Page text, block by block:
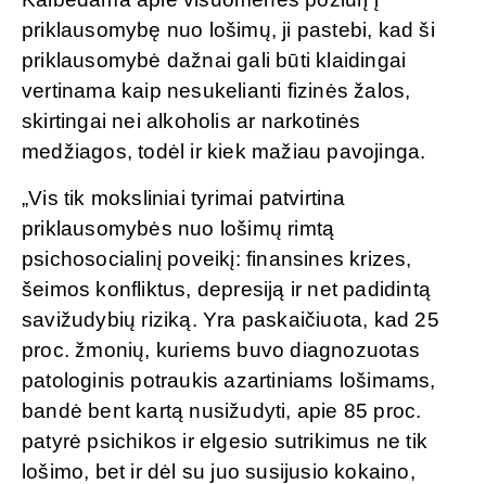
priklausomybę nuo lošimų, ji pastebi, kad ši
priklausomybė dažnai gali būti klaidingai
vertinama kaip nesukelianti fizinės žalos,
skirtingai nei alkoholis ar narkotinės
medžiagos, todėl ir kiek mažiau pavojinga.
„Vis tik moksliniai tyrimai patvirtina
priklausomybės nuo lošimų rimtą
psichosocialinį poveikį: finansines krizes,
šeimos konfliktus, depresiją ir net padidintą
savižudybių riziką. Yra paskaičiuota, kad 25
proc. žmonių, kuriems buvo diagnozuotas
patologinis potraukis azartiniams lošimams,
bandė bent kartą nusižudyti, apie 85 proc.
patyrė psichikos ir elgesio sutrikimus ne tik
lošimo, bet ir dėl su juo susijusio kokaino,